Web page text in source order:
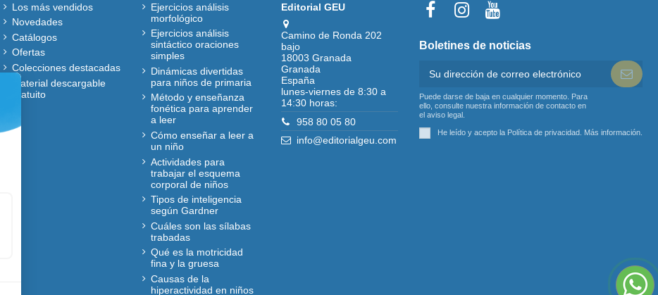
Los más vendidos
Novedades
Catálogos
Ofertas
Colecciones destacadas
Material descargable
gratuito
Ejercicios análisis
morfológico
Ejercicios análisis
sintáctico oraciones
simples
Dinámicas divertidas
para niños de primaria
Método y enseñanza
fonética para aprender
a leer
Cómo enseñar a leer a
un niño
Actividades para
trabajar el esquema
corporal de niños
Tipos de inteligencia
según Gardner
Cuáles son las sílabas
trabadas
Qué es la motricidad
fina y la gruesa
Causas de la
hiperactividad en niños
Editorial GEU
Camino de Ronda 202
bajo
18003 Granada
Granada
España
lunes-viernes de 8:30 a
14:30 horas:
958 80 05 80
info@editorialgeu.com
Boletines de noticias
Puede darse de baja en cualquier momento. Para
ello, consulte nuestra información de contacto en
el aviso legal.
He leído y acepto la Política de privacidad. Más información